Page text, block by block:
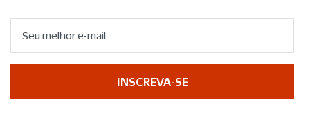
INSCREVA-SE